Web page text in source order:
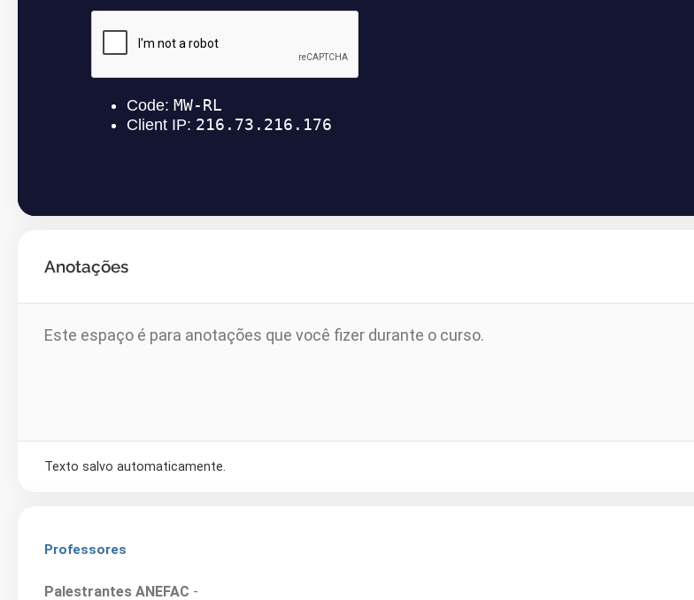
Anotações
Texto salvo automaticamente.
Professores
Palestrantes ANEFAC -